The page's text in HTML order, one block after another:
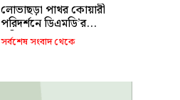
লোভাছড়া পাথর কোয়ারী
পরিদর্শনে ডিএমডি’র
পরিচালক!
সর্বশেষ সংবাদ থেকে